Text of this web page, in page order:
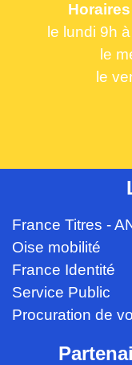
le lundi 9h
le
le
France Titres -
Oise mobilité
France Identité
Service Public
Procuration de